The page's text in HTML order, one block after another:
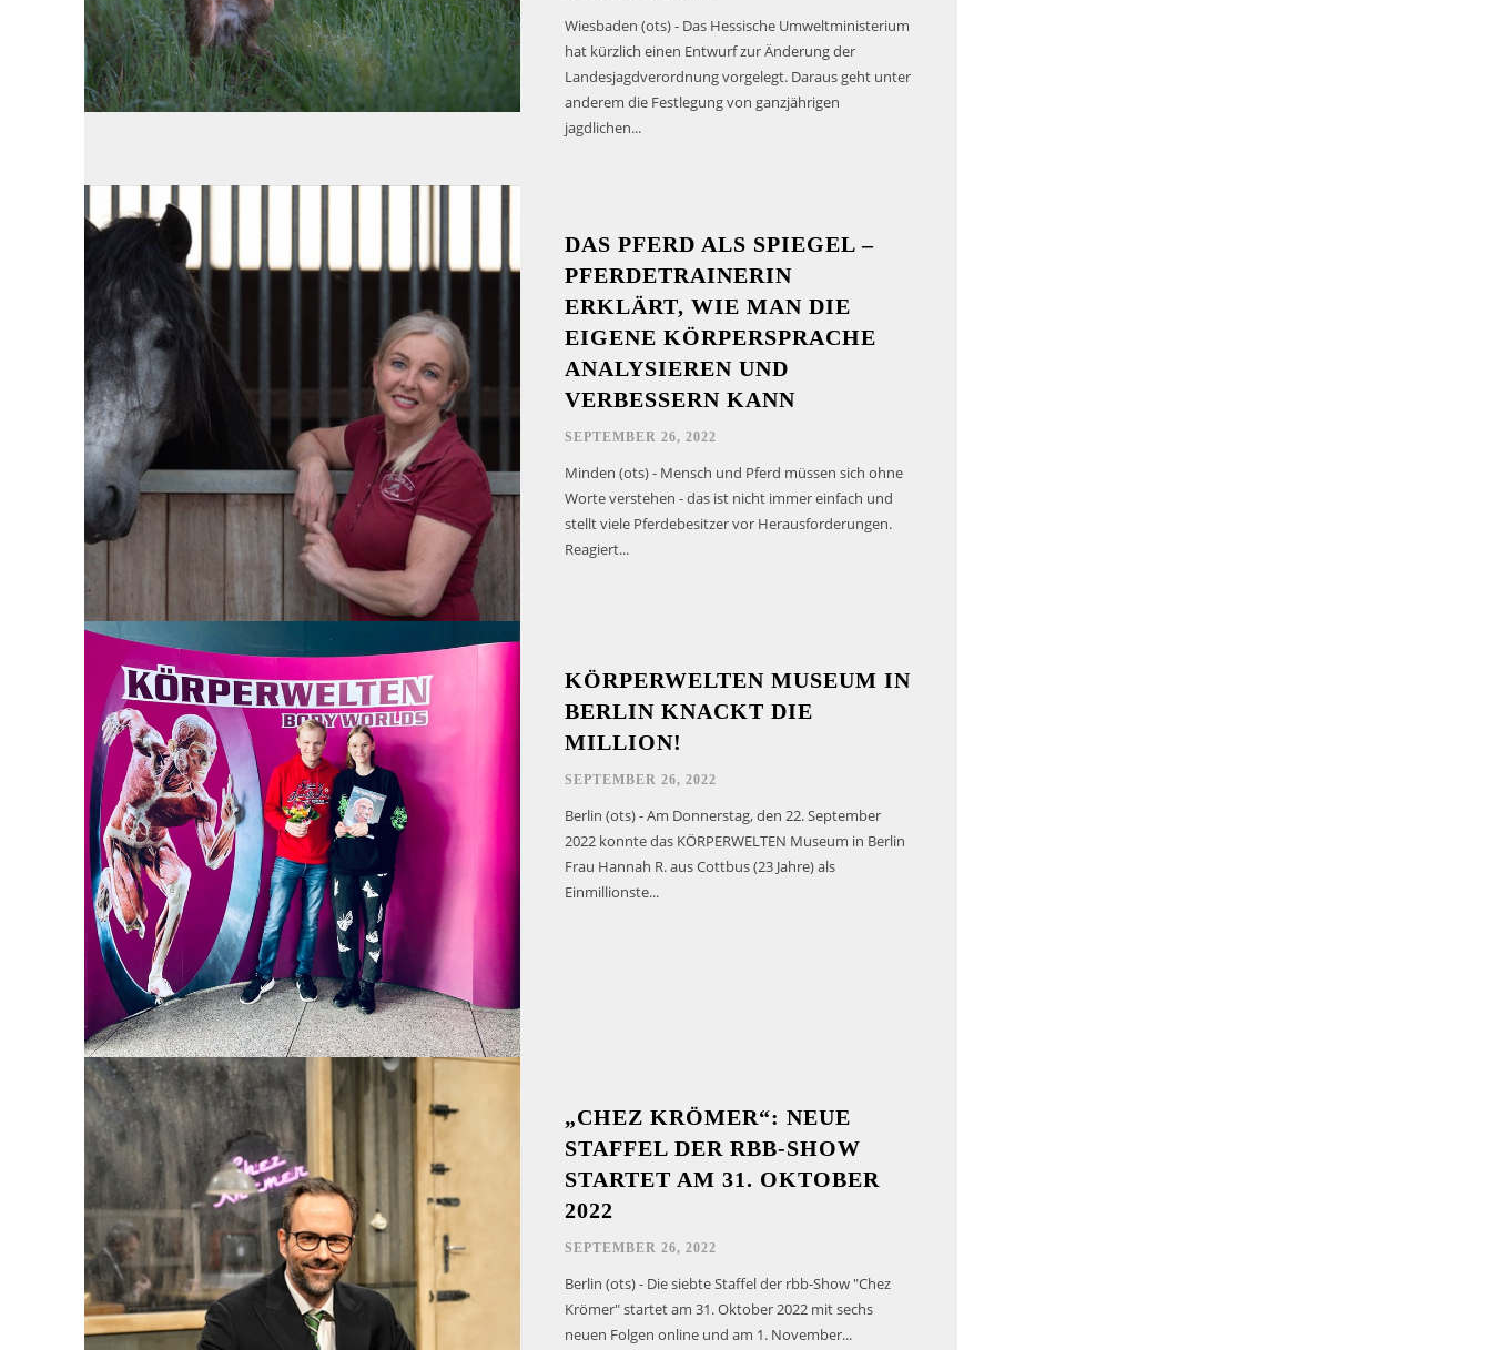
Wiesbaden (ots) - Das Hessische Umweltministerium
hat kürzlich einen Entwurf zur Änderung der
Landesjagdverordnung vorgelegt. Daraus geht unter
anderem die Festlegung von ganzjährigen
jagdlichen...
DAS PFERD ALS SPIEGEL –
PFERDETRAINERIN
ERKLÄRT, WIE MAN DIE
EIGENE KÖRPERSPRACHE
ANALYSIEREN UND
VERBESSERN KANN
SEPTEMBER 26, 2022
Minden (ots) - Mensch und Pferd müssen sich ohne
Worte verstehen - das ist nicht immer einfach und
stellt viele Pferdebesitzer vor Herausforderungen.
Reagiert...
KÖRPERWELTEN MUSEUM IN
BERLIN KNACKT DIE
MILLION!
SEPTEMBER 26, 2022
Berlin (ots) - Am Donnerstag, den 22. September
2022 konnte das KÖRPERWELTEN Museum in Berlin
Frau Hannah R. aus Cottbus (23 Jahre) als
Einmillionste...
„CHEZ KRÖMER“: NEUE
STAFFEL DER RBB-SHOW
STARTET AM 31. OKTOBER
2022
SEPTEMBER 26, 2022
Berlin (ots) - Die siebte Staffel der rbb-Show "Chez
Krömer" startet am 31. Oktober 2022 mit sechs
neuen Folgen online und am 1. November...